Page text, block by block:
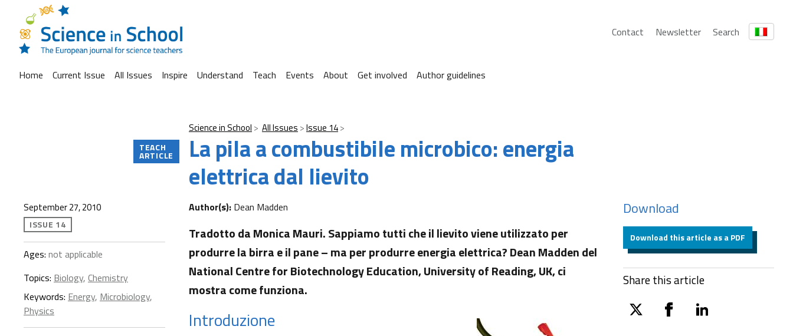
Contact Newsletter Search
Home Current Issue All Issues Inspire Understand Teach Events About Get involved Author guidelines
Science in School All Issues Issue 14
La pila a combustibile microbico: energia
elettrica dal lievito
TEACH
ARTICLE
September 27, 2010
ISSUE 14
Ages: not applicable
Topics: Biology, Chemistry
Keywords: Energy, Microbiology,
Physics
Author(s): Dean Madden
Tradotto da Monica Mauri. Sappiamo tutti che il lievito viene utilizzato per
produrre la birra e il pane – ma per produrre energia elettrica? Dean Madden del
National Centre for Biotechnology Education, University of Reading, UK, ci
mostra come funziona.
Introduzione
Download
Download this article as a PDF
Share this article
twitter facebooklinkedin